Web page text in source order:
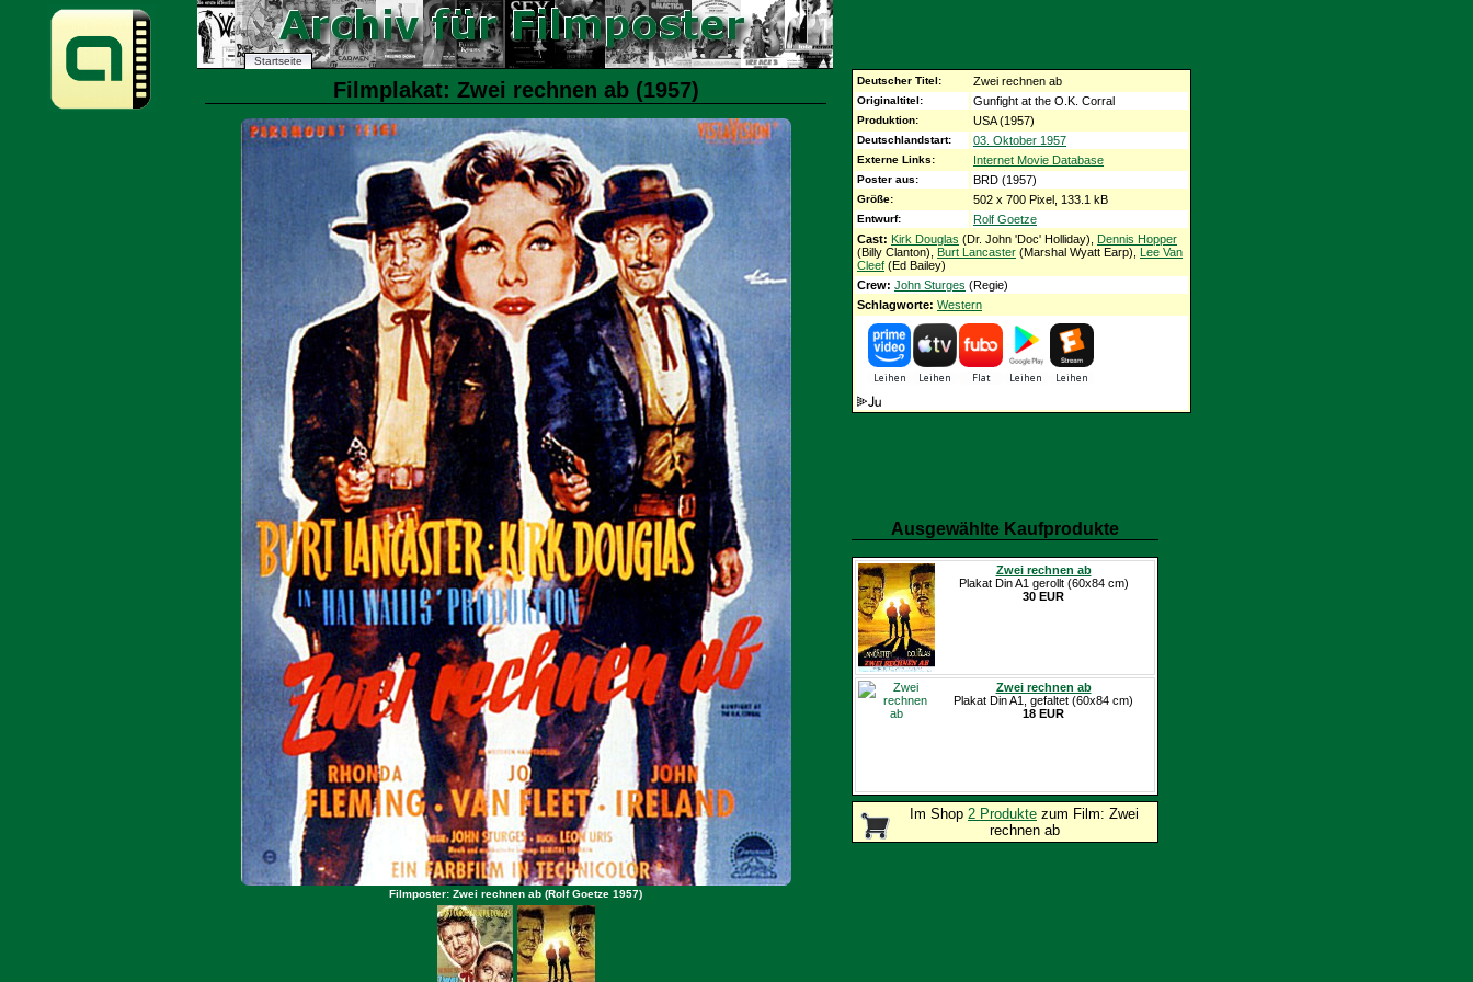
Startseite
Filmplakat: Zwei rechnen ab (1957)
Filmposter: Zwei rechnen ab (Rolf Goetze 1957)
Deutscher Titel: Zwei rechnen ab
Originaltitel: Gunfight at the O.K. Corral
Produktion: USA (1957)
Deutschlandstart: 03. Oktober 1957
Externe Links: Internet Movie Database
Poster aus: BRD (1957)
Größe: 502 x 700 Pixel, 133.1 kB
Entwurf:
Rolf Goetze
Cast: Kirk Douglas (Dr. John 'Doc' Holliday), Dennis Hopper
(Billy Clanton), Burt Lancaster (Marshal Wyatt Earp), Lee Van
Cleef (Ed Bailey)
Crew: John Sturges (Regie)
Schlagworte: Western
Ausgewählte Kaufprodukte
Zwei rechnen ab
Plakat Din A1 gerollt (60x84 cm)
30 EUR
Zwei rechnen ab
Plakat Din A1, gefaltet (60x84 cm)
18 EUR
Im Shop 2 Produkte zum Film: Zwei
rechnen ab